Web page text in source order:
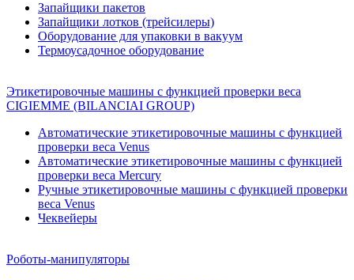
Запайщики пакетов
Запайщики лотков (трейсилеры)
Оборудование для упаковки в вакуум
Термоусадочное оборудование
Этикетировочные машины с функцией проверки веса
CIGIEMME (BILANCIAI GROUP)
Автоматические этикетировочные машины с функцией
проверки веса Venus
Автоматические этикетировочные машины с функцией
проверки веса Mercury
Ручные этикетировочные машины с функцией проверки
веса Venus
Чеквейеры
Роботы-манипуляторы